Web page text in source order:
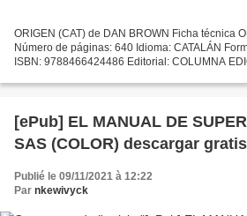
ORIGEN (CAT) de DAN BROWN Ficha técnica
Número de páginas: 640 Idioma: CATALÁN
ISBN: 9788466424486 Editorial: COLUMNA
[ePub] EL MANUAL DE
SAS (COLOR) descargar gratis
Publié le 09/11/2021 à 12:22
Par nkewivyck